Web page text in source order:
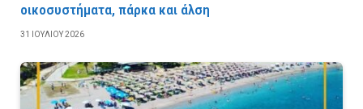
οικοσυστήματα, πάρκα και άλση
31 ΙΟΥΛΊΟΥ 2026